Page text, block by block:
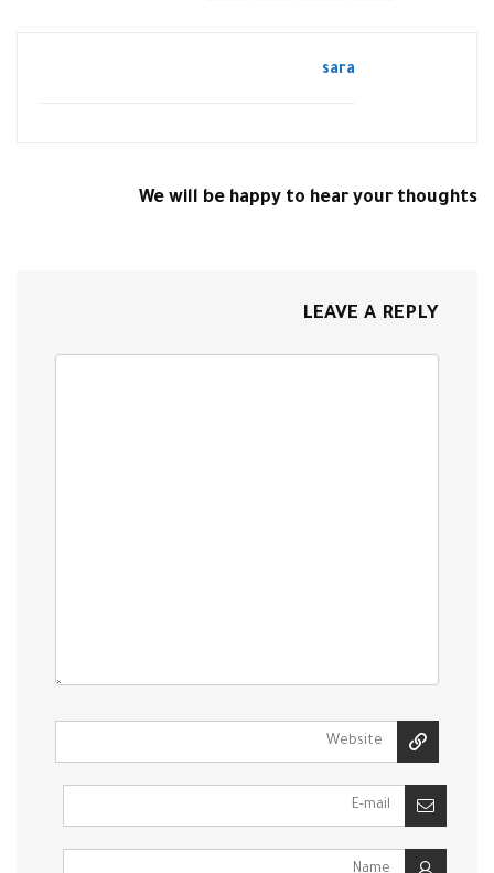
sara
We will be happy to hear your thoughts
LEAVE A REPLY